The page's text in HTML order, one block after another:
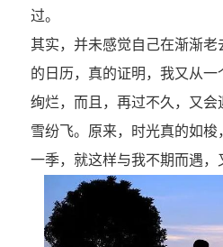
过。
其实，并未感觉自己在渐渐老
的日历，真的证明，我又从
绚烂，而且，再过不久，又
雪纷飞。原来，时光真的如梭
一季，就这样与我不期而遇，